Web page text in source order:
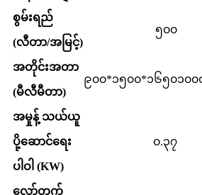
စွမ်းရည်
(လီတာ/အမြင့်)
၅၀၀
အတိုင်းအတာ
(မီလီမီတာ)
၉၀၀*၁၅၀၀*၁၆၅၀၁၀
အမှုန့် သယ်ယူ
ပို့ဆောင်ရေး
ပါဝါ (KW)
၀.၃၇
လှော်တက်